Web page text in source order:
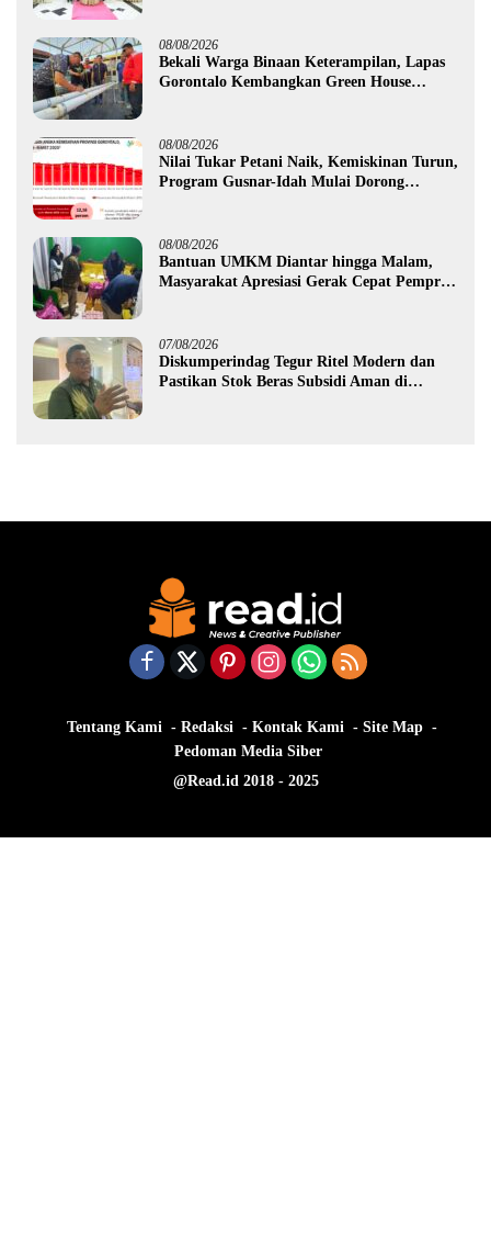
08/08/2026
Bekali Warga Binaan Keterampilan, Lapas
Gorontalo Kembangkan Green House
08/08/2026
Nilai Tukar Petani Naik, Kemiskinan Turun,
Program Gusnar-Idah Mulai Dorong
08/08/2026
Bantuan UMKM Diantar hingga Malam,
Masyarakat Apresiasi Gerak Cepat Pemprov
07/08/2026
Diskumperindag Tegur Ritel Modern dan
Pastikan Stok Beras Subsidi Aman di
Tentang Kami Redaksi Kontak Kami
Site Map
Pedoman Media Siber
@Read.id 2018 - 2025